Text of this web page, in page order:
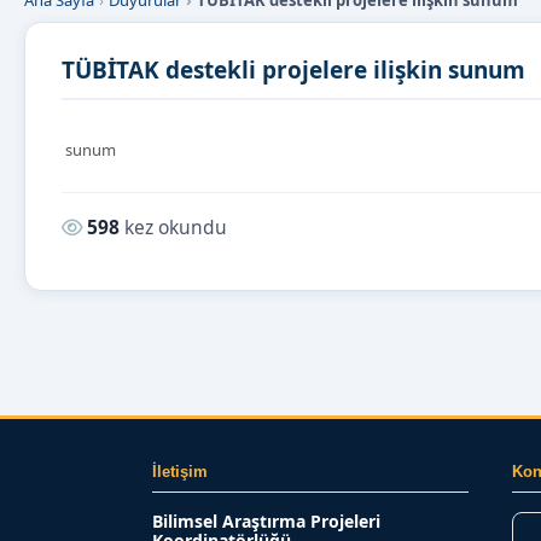
TÜBİTAK destekli projelere ilişkin sunum
sunum
Okunma sayısı:
598 kez okundu
İletişim
Bilimsel Araştırma Projeleri